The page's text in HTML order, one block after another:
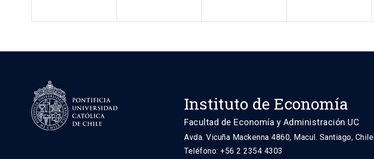
Instituto de Economía
Facultad de Economía y Administración UC
Avda. Vicuña Mackenna 4860, Macul. Santiago, Chile
Teléfono: +56 2 2354 4303